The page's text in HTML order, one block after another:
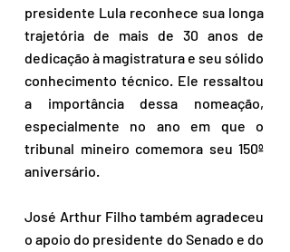
presidente Lula reconhece sua longa
trajetória de mais de 30 anos de
dedicação à magistratura e seu sólido
conhecimento técnico. Ele ressaltou
a importância dessa nomeação,
especialmente no ano em que o
tribunal mineiro comemora seu 150º
aniversário.
José Arthur Filho também agradeceu
o apoio do presidente do Senado e do